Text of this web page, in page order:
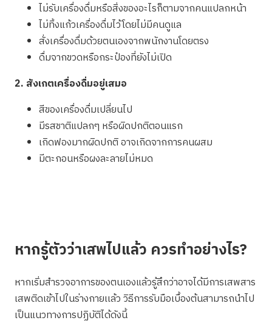
ไม่รับเครื่องดื่มหรือสิ่งของอะไรก็ตามจากคนแปลกหน้า
ไม่ทิ้งแก้วเครื่องดื่มไว้โดยไม่มีคนดูแล
สั่งเครื่องดื่มด้วยตนเองจากพนักงานโดยตรง
ดื่มจากขวดหรือกระป๋องที่ยังไม่เปิด
2. สังเกตเครื่องดื่มอยู่เสมอ
สีของเครื่องดื่มเปลี่ยนไป
มีรสชาติแปลกๆ หรือผิดปกติตอนแรก
เกิดฟองมากผิดปกติ อาจเกิดจากการคนผสม
มีตะกอนหรือผงละลายไม่หมด
หากรู้ตัวว่าเสพไปแล้ว ควรทำอย่างไร?
หากเริ่มสำรวจอาการของตนเองแล้วรู้สึกว่าอาจได้มีการเสพสาร
เสพติดเข้าไปในร่างกายเเล้ว วิธีการรับมือเบื้องต้นสามารถนำไป
เป็นแนวทางการปฏิบัติได้ดังนี้